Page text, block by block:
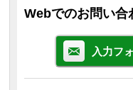
Webでのお問い合
入力フ